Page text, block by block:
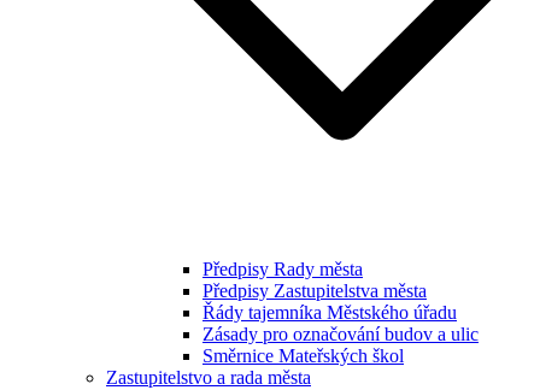
Předpisy Rady města
Předpisy Zastupitelstva města
Řády tajemníka Městského úřadu
Zásady pro označování budov a ulic
Směrnice Mateřských škol
Zastupitelstvo a rada města